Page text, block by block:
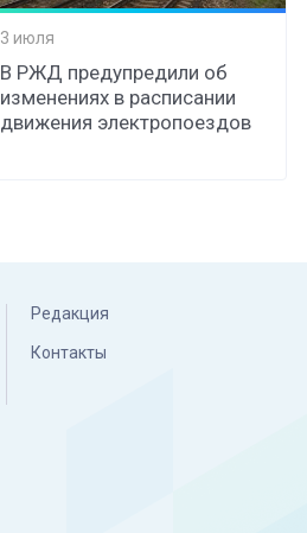
3 июля
В РЖД предупредили об
изменениях в расписании
движения электропоездов
Редакция
Контакты